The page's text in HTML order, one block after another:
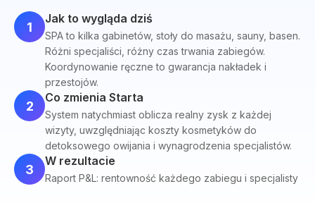
1
Jak to wygląda dziś
SPA to kilka gabinetów, stoły do masażu, sauny, basen.
Różni specjaliści, różny czas trwania zabiegów.
Koordynowanie ręczne to gwarancja nakładek i
przestojów.
2
Co zmienia Starta
System natychmiast oblicza realny zysk z każdej
wizyty, uwzględniając koszty kosmetyków do
detoksowego owijania i wynagrodzenia specjalistów.
3
W rezultacie
Raport P&L: rentowność każdego zabiegu i specjalisty